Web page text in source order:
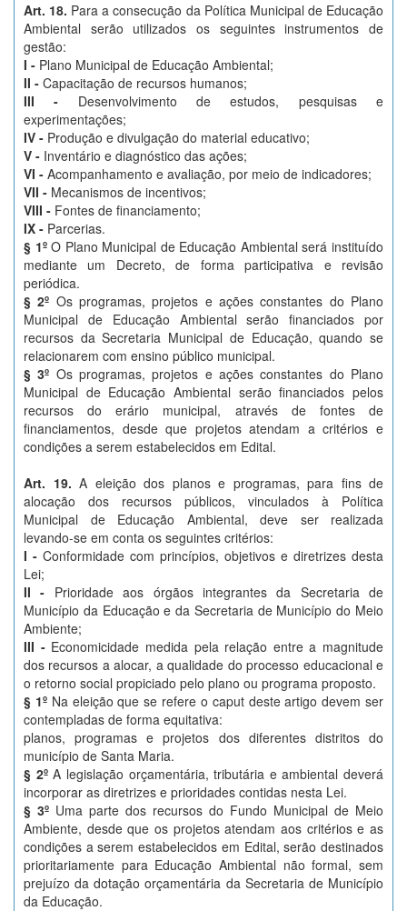
Art. 18. Para a consecução da Política Municipal de Educação
Ambiental serão utilizados os seguintes instrumentos de
gestão:
I - Plano Municipal de Educação Ambiental;
II - Capacitação de recursos humanos;
III - Desenvolvimento de estudos, pesquisas e
experimentações;
IV - Produção e divulgação do material educativo;
V - Inventário e diagnóstico das ações;
VI - Acompanhamento e avaliação, por meio de indicadores;
VII - Mecanismos de incentivos;
VIII - Fontes de financiamento;
IX - Parcerias.
§ 1ºO Plano Municipal de Educação Ambiental será instituído
mediante um Decreto, de forma participativa e revisão
periódica.
§ 2º Os programas, projetos e ações constantes do Plano
Municipal de Educação Ambiental serão financiados por
recursos da Secretaria Municipal de Educação, quando se
relacionarem com ensino público municipal.
§ 3º Os programas, projetos e ações constantes do Plano
Municipal de Educação Ambiental serão financiados pelos
recursos do erário municipal, através de fontes de
financiamentos, desde que projetos atendam a critérios e
condições a serem estabelecidos em Edital.
Art. 19. A eleição dos planos e programas, para fins de
alocação dos recursos públicos, vinculados à Política
Municipal de Educação Ambiental, deve ser realizada
levando-se em conta os seguintes critérios:
I - Conformidade com princípios, objetivos e diretrizes desta
Lei;
II - Prioridade aos órgãos integrantes da Secretaria de
Município da Educação e da Secretaria de Município do Meio
Ambiente;
III - Economicidade medida pela relação entre a magnitude
dos recursos a alocar, a qualidade do processo educacional e
o retorno social propiciado pelo plano ou programa proposto.
§ 1ºNa eleição que se refere o caput deste artigo devem ser
contempladas de forma equitativa:
planos, programas e projetos dos diferentes distritos do
município de Santa Maria.
§ 2ºA legislação orçamentária, tributária e ambiental deverá
incorporar as diretrizes e prioridades contidas nesta Lei.
§ 3º Uma parte dos recursos do Fundo Municipal de Meio
Ambiente, desde que os projetos atendam aos critérios e as
condições a serem estabelecidos em Edital, serão destinados
prioritariamente para Educação Ambiental não formal, sem
prejuízo da dotação orçamentária da Secretaria de Município
da Educação.